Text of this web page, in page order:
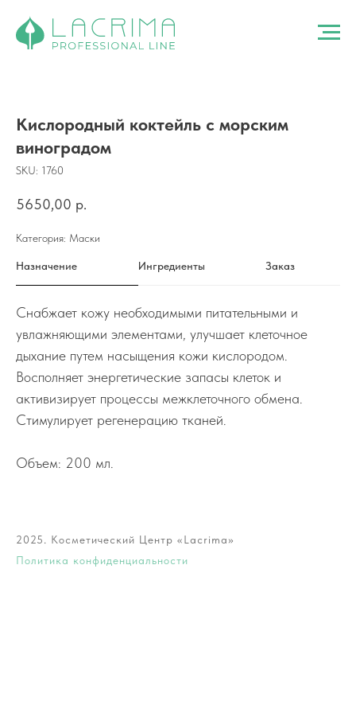
Кислородный коктейль с морским
виноградом
SKU: 1760
5650,00 р.
Категория: Маски
Назначение Ингредиенты Заказ
Снабжает кожу необходимыми питательными и
увлажняющими элементами, улучшает клеточное
дыхание путем насыщения кожи кислородом.
Восполняет энергетические запасы клеток и
активизирует процессы межклеточного обмена.
Стимулирует регенерацию тканей.
Объем: 200 мл.
2025. Косметический Центр «Lacrima»
Политика конфиденциальности